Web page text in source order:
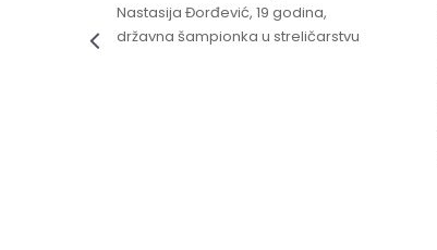
Nastasija Đorđević, 19 godina,
državna šampionka u streličarstvu